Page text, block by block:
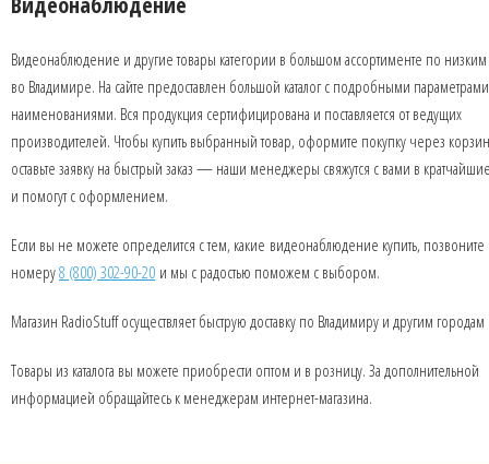
Видеонаблюдение и другие товары категории в большом ассортименте по
во Владимире. На сайте предоставлен большой каталог с подробными
наименованиями. Вся продукция сертифицирована и поставляется от ведущих
производителей. Чтобы купить выбранный товар, оформите покупку через
оставьте заявку на быстрый заказ — наши менеджеры свяжутся с вами в
и помогут с оформлением.
Если вы не можете определится с тем, какие видеонаблюдение купить,
номеру8 (800) 302-90-20 и мы с радостью поможем с выбором.
Магазин RadioStuff осуществляет быструю доставку по Владимиру и другим
Товары из каталога вы можете приобрести оптом и в розницу. За дополнительной
информацией обращайтесь к менеджерам интернет-магазина.